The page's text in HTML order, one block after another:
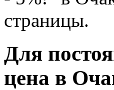
страницы.
Для
цена в